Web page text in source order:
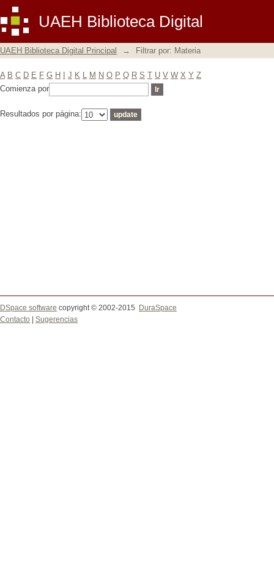
UAEH Biblioteca Digital
Filtrar por: Materia
UAEH Biblioteca Digital Principal → Filtrar por: Materia
A B C D E F G H J K L M N O P Q R S T U V W X Y Z
Comienza por
Resultados por página:
DSpace software copyright © 2002-2015
DuraSpace
Contacto
Sugerencias